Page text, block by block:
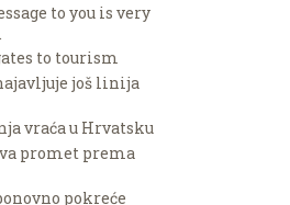
to you is very
to tourism
još linija
vraća u Hrvatsku
promet prema
pokreće